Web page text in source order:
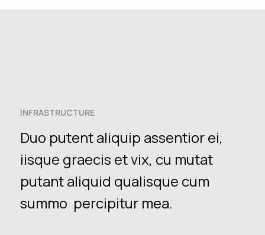
INFRASTRUCTURE
Duo putent aliquip assentior ei,
iisque graecis et vix, cu mutat
putant aliquid qualisque cum
summo percipitur mea.